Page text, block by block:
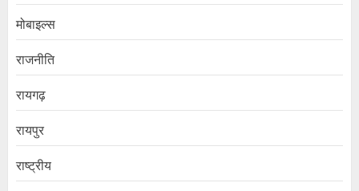
मोबाइल्स
राजनीति
रायगढ़
रायपुर
राष्ट्रीय